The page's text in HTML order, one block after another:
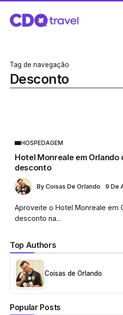
Tag de navegação
Desconto
Top Authors
Coisas de Orlando
Popular Posts
HOSPEDAGEM
Hotel Monreale em
desconto
By Coisas De Orlando 9 De
Aproveite o Hotel Monreale em
desconto na...